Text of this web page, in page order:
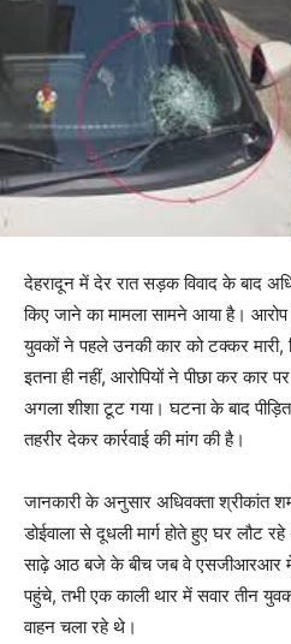
देहरादून में देर रात सड़क विवाद के बाद
किए जाने का मामला सामने आया है।
युवकों ने पहले उनकी कार को टक्कर मारी,
इतना ही नहीं, आरोपियों ने पीछा कर कार
अगला शीशा टूट गया। घटना के बाद
तहरीर देकर कार्रवाई की मांग की है।
जानकारी के अनुसार अधिवक्ता श्रीकांत
डोईवाला से दूधली मार्ग होते हुए घर लौट
साढ़े आठ बजे के बीच जब वे एसजीआरआर
पहुंचे, तभी एक काली थार में सवार तीन
वाहन चला रहे थे।